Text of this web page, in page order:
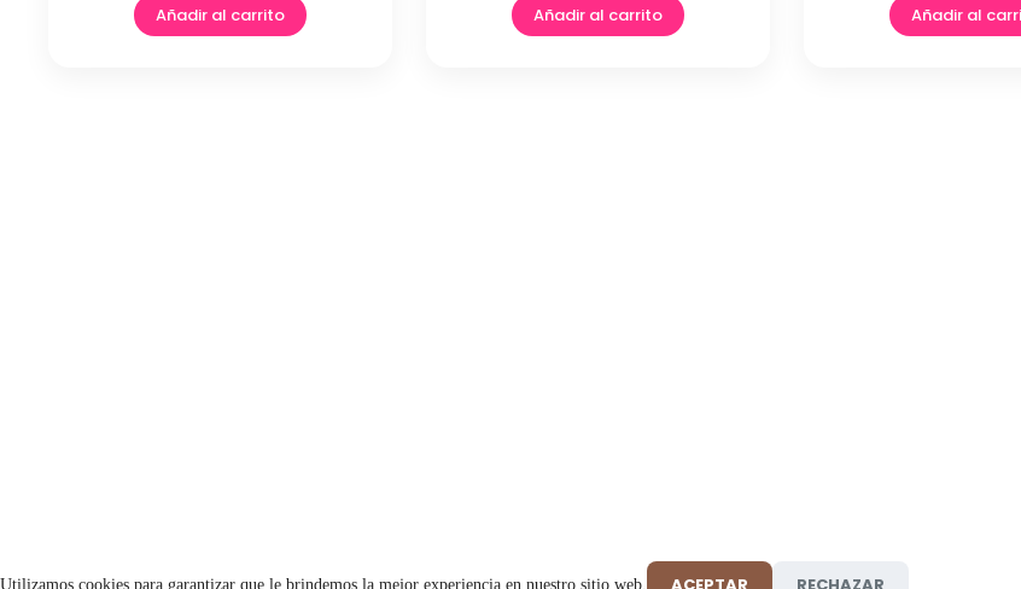
Utilizamos cookies para garantizar que le brindemos la mejor experiencia en nuestro sitio web.
Añadir al carrito Añadir al carrito Añadir al